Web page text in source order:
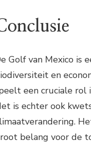
Golf van Mexico is
en
een cruciale rol
is echter ook
belang voor de